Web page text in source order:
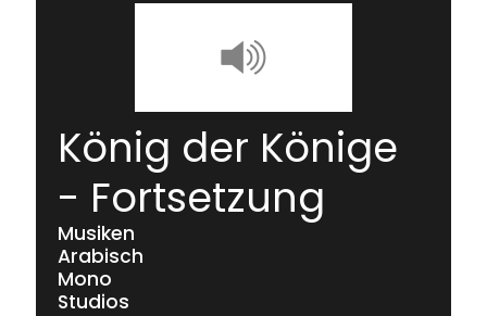
König der Könige
- Fortsetzung
Musiken
Arabisch
Mono
Studios